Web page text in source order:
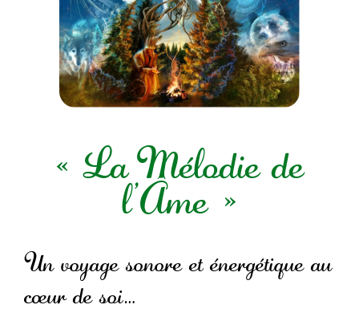
« La Mélodie de
l’Âme »
Un voyage sonore et énergétique au
cœur de soi…